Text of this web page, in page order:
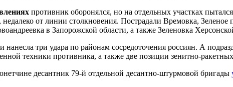
противник оборонялся, но на отдельных участках
от линии столкновения. Пострадали Времовка,
в Запорожской области, а также Зеленовка
три удара по районам сосредоточения россиян. А
техники противника, а также две позиции зенитно-
десантник 79-й отдельной десантно-штурмовой бригады